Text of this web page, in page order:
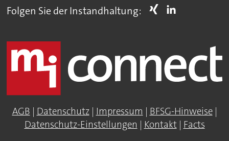
Folgen Sie der Instandhaltung:
AGB | Datenschutz| Impressum | BFSG-Hinweise|
Datenschutz-Einstellungen | Kontakt| Facts